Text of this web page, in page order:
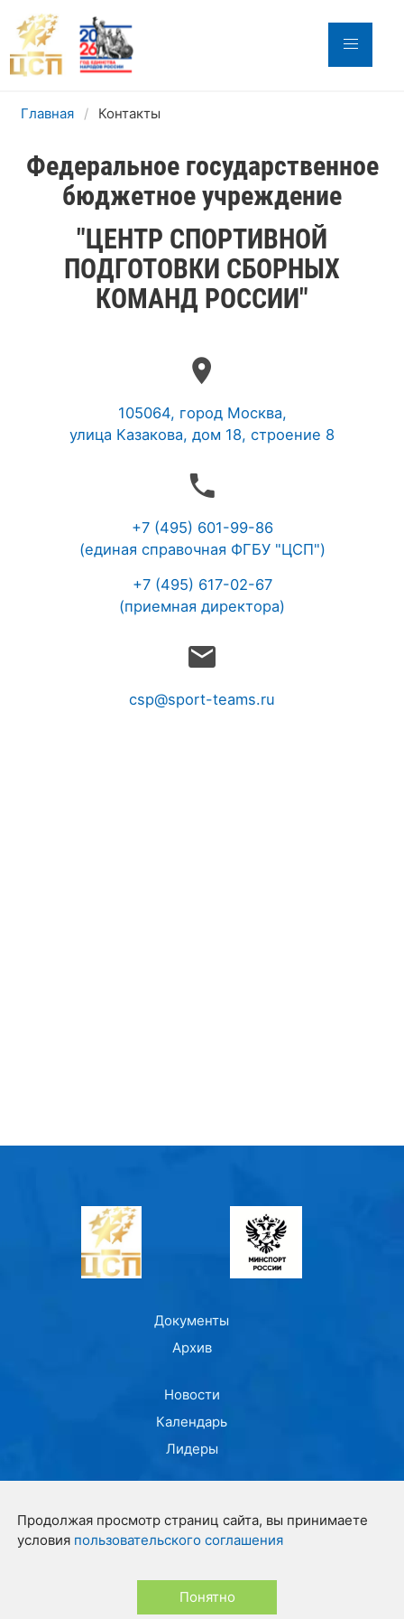
Главная Контакты
Федеральное государственное
бюджетное учреждение
"ЦЕНТР СПОРТИВНОЙ
ПОДГОТОВКИ СБОРНЫХ
КОМАНД РОССИИ"
105064, город Москва,
улица Казакова, дом 18, строение 8
+7 (495) 601-99-86
(единая справочная ФГБУ "ЦСП")
+7 (495) 617-02-67
(приемная директора)
csp@sport-teams.ru
Документы
Архив
Новости
Календарь
Лидеры
О центре
Продолжая просмотр страниц сайта, вы принимаете
условия пользовательского соглашения
Понятно